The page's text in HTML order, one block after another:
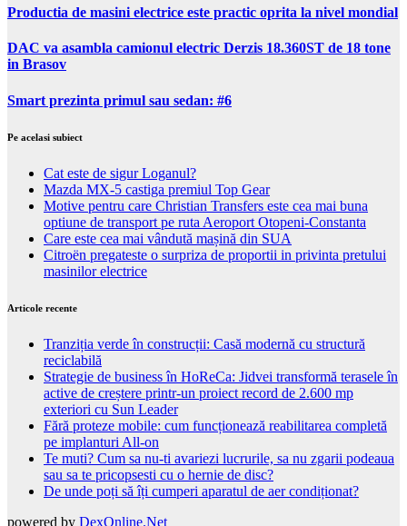
Productia de masini electrice este practic oprita la nivel mondial
DAC va asambla camionul electric Derzis 18.360ST de 18 tone
in Brasov
Smart prezinta primul sau sedan: #6
Pe acelasi subiect
Cat este de sigur Loganul?
Mazda MX-5 castiga premiul Top Gear
Motive pentru care Christian Transfers este cea mai buna
optiune de transport pe ruta Aeroport Otopeni-Constanta
Care este cea mai vândută mașină din SUA
Citroën pregateste o surpriza de proportii in privinta pretului
masinilor electrice
Articole recente
Tranziția verde în construcții: Casă modernă cu structură
reciclabilă
Strategie de business în HoReCa: Jidvei transformă terasele în
active de creștere printr-un proiect record de 2.600 mp
exteriori cu Sun Leader
Fără proteze mobile: cum funcționează reabilitarea completă
pe implanturi All-on
Te muti? Cum sa nu-ti avariezi lucrurile, sa nu zgarii podeaua
sau sa te pricopsesti cu o hernie de disc?
De unde poți să îți cumperi aparatul de aer condiționat?
powered by DexOnline.Net